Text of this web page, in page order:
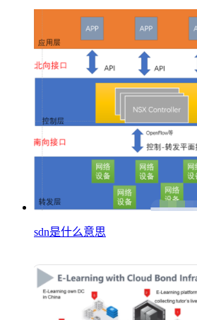
sdn是什么意思